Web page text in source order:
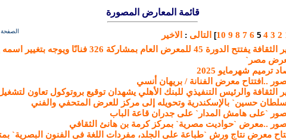
قائمة المعارض المصورة
2
3
4
5
6
7
8
9
10
] التالى : الاخير الصفحة 5 من 108
وزير الثقافة يفتتح الدورة 45 للمعرض العام بمشاركة 326 فنانًا ويوجه
مصر`
ترميم شهرمايو 2025
..افتتاح معرض الفنانة / بريهان أنسي
الثقافة والرئيس التنفيذي للبنك الأهلي يشهدان توقيع بروتوكول تعاون
حسين` بالإسكندرية وتحويله إلى مركز للعرض المتحفي والفني
`على هامش المدار` على جدران قاعة الباب
..معرض `حواديت مصرية` بمركز كرمة بن هانئ الثقافي
معرض نتاج ورش `طباعة على الجلد، مفردات اللغة فى الفنون البصرية`